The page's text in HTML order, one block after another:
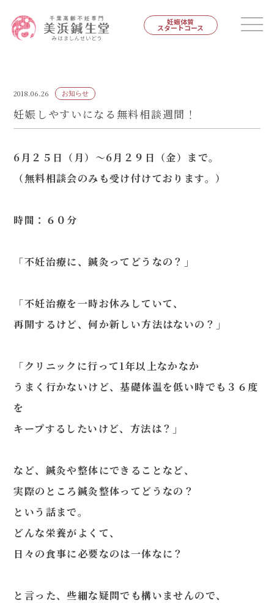
妊娠体質
スタートコース
080-4461-1473
2018.06.26 お知らせ
妊娠しやすいになる無料相談週間！
6月２５日（月）〜6月２９日（金）まで。
（無料相談会のみも受け付けております。）
時間：６０分
「不妊治療に、鍼灸ってどうなの？」
「不妊治療を一時お休みしていて、
再開するけど、何か新しい方法はないの？」
「クリニックに行って1年以上なかなか
うまく行かないけど、基礎体温を低い時でも３６度
を
キープするしたいけど、方法は？」
など、鍼灸や整体にできることなど、
実際のところ鍼灸整体ってどうなの？
という話まで。
どんな栄養がよくて、
日々の食事に必要なのは一体なに？
と言った、些細な疑問でも構いませんので、